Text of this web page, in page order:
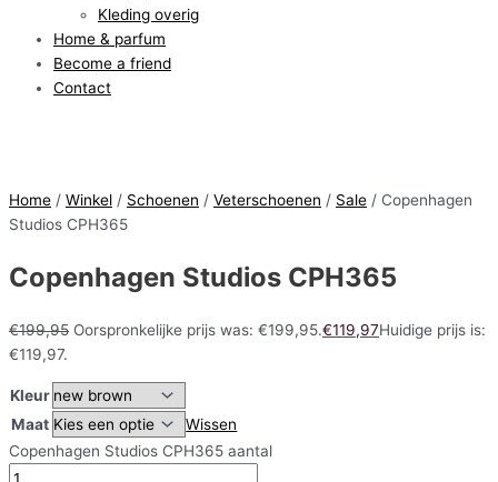
Kleding overig
Home & parfum
Become a friend
Contact
Home / Winkel / Schoenen / Veterschoenen / Sale / Copenhagen
Studios CPH365
Copenhagen Studios CPH365
€199,95 Oorspronkelijke prijs was: €199,95.€119,97Huidige prijs is:
€119,97.
Kleur
Maat
Wissen
Copenhagen Studios CPH365 aantal